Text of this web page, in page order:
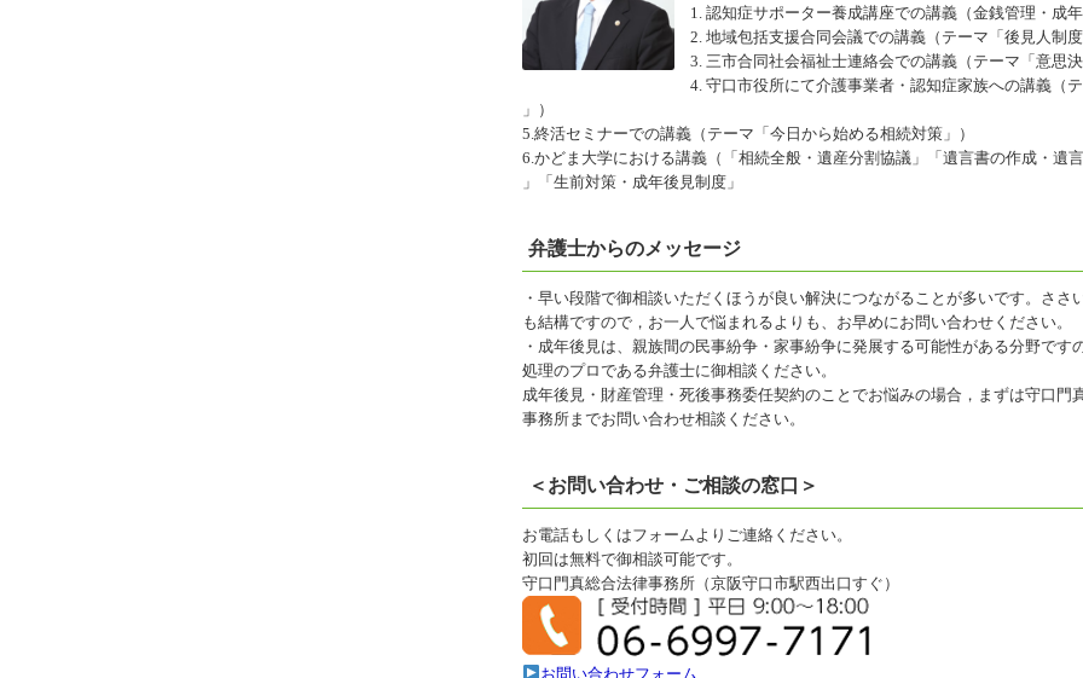
1. 認知症サポーター養成講座での講義（金銭管理・成
2. 地域包括支援合同会議での講義（テーマ「後見人制度
3. 三市合同社会福祉士連絡会での講義（テーマ「意思決
4. 守口市役所にて介護事業者・認知症家族への講義（
」）
5.終活セミナーでの講義（テーマ「今日から始める相続対策」）
6.かどま大学における講義（「相続全般・遺産分割協議」「遺言書の作成・遺
」「生前対策・成年後見制度」
弁護士からのメッセージ
・早い段階で御相談いただくほうが良い解決につながることが多いです。ささ
も結構ですので，お一人で悩まれるよりも、お早めにお問い合わせください。
・成年後見は、親族間の民事紛争・家事紛争に発展する可能性がある分野です
処理のプロである弁護士に御相談ください。
成年後見・財産管理・死後事務委任契約のことでお悩みの場合，まずは守口門
事務所までお問い合わせ相談ください。
＜お問い合わせ・ご相談の窓口＞
お電話もしくはフォームよりご連絡ください。
初回は無料で御相談可能です。
守口門真総合法律事務所（京阪守口市駅西出口すぐ）
お問い合わせフォーム